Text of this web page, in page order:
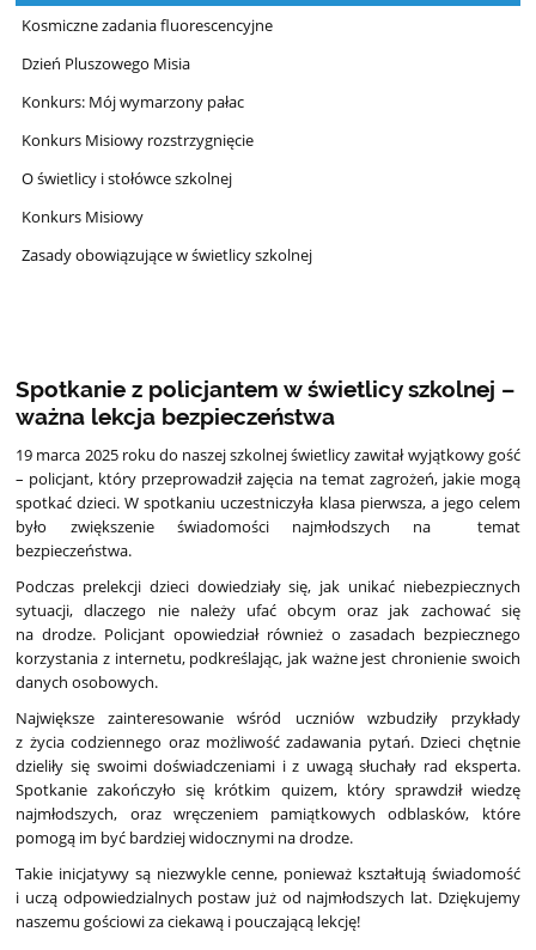
Kosmiczne zadania fluorescencyjne
Dzień Pluszowego Misia
Konkurs: Mój wymarzony pałac
Konkurs Misiowy rozstrzygnięcie
O świetlicy i stołówce szkolnej
Konkurs Misiowy
Zasady obowiązujące w świetlicy szkolnej
Spotkanie z policjantem w świetlicy szkolnej –
ważna lekcja bezpieczeństwa
19 marca 2025 roku do naszej szkolnej świetlicy zawitał wyjątkowy gość
– policjant, który przeprowadził zajęcia na temat zagrożeń, jakie mogą
spotkać dzieci. W spotkaniu uczestniczyła klasa pierwsza, a jego celem
było zwiększenie świadomości najmłodszych na temat
bezpieczeństwa.
Podczas prelekcji dzieci dowiedziały się, jak unikać niebezpiecznych
sytuacji, dlaczego nie należy ufać obcym oraz jak zachować się
na drodze. Policjant opowiedział również o zasadach bezpiecznego
korzystania z internetu, podkreślając, jak ważne jest chronienie swoich
danych osobowych.
Największe zainteresowanie wśród uczniów wzbudziły przykłady
z życia codziennego oraz możliwość zadawania pytań. Dzieci chętnie
dzieliły się swoimi doświadczeniami i z uwagą słuchały rad eksperta.
Spotkanie zakończyło się krótkim quizem, który sprawdził wiedzę
najmłodszych, oraz wręczeniem pamiątkowych odblasków, które
pomogą im być bardziej widocznymi na drodze.
Takie inicjatywy są niezwykle cenne, ponieważ kształtują świadomość
i uczą odpowiedzialnych postaw już od najmłodszych lat. Dziękujemy
naszemu gościowi za ciekawą i pouczającą lekcję!